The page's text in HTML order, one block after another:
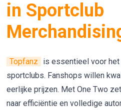
in Sportclub
Topfanz
is essentieel voor
sportclubs. Fanshops willen
eerlijke prijzen. Met One Two
naar efficiëntie en volledige